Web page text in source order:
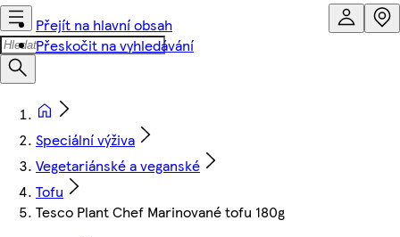
Přejít na hlavní obsah
Přeskočit na vyhledávání
Speciální výživa
Vegetariánské a veganské
Tofu
Tesco Plant Chef Marinované tofu 180g